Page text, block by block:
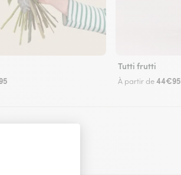
Tutti frutti
À partir de44€95